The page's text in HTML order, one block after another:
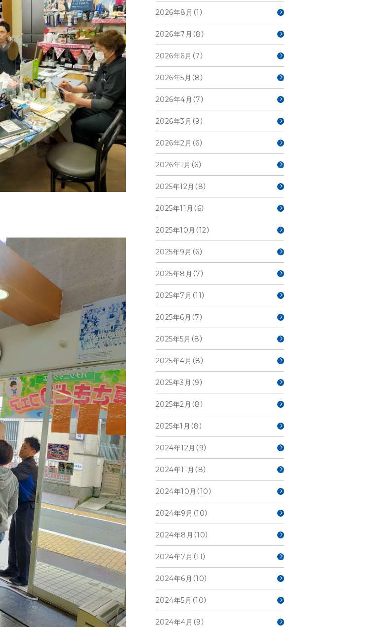
2026年8月（1）
2026年7月（8）
2026年6月（7）
2026年5月（8）
2026年4月（7）
2026年3月（9）
2026年2月（6）
2026年1月（6）
2025年12月（8）
2025年11月（6）
2025年10月（12）
2025年9月（6）
2025年8月（7）
2025年7月（11）
2025年6月（7）
2025年5月（8）
2025年4月（8）
2025年3月（9）
2025年2月（8）
2025年1月（8）
2024年12月（9）
2024年11月（8）
2024年10月（10）
2024年9月（10）
2024年8月（10）
2024年7月（11）
2024年6月（10）
2024年5月（10）
2024年4月（9）